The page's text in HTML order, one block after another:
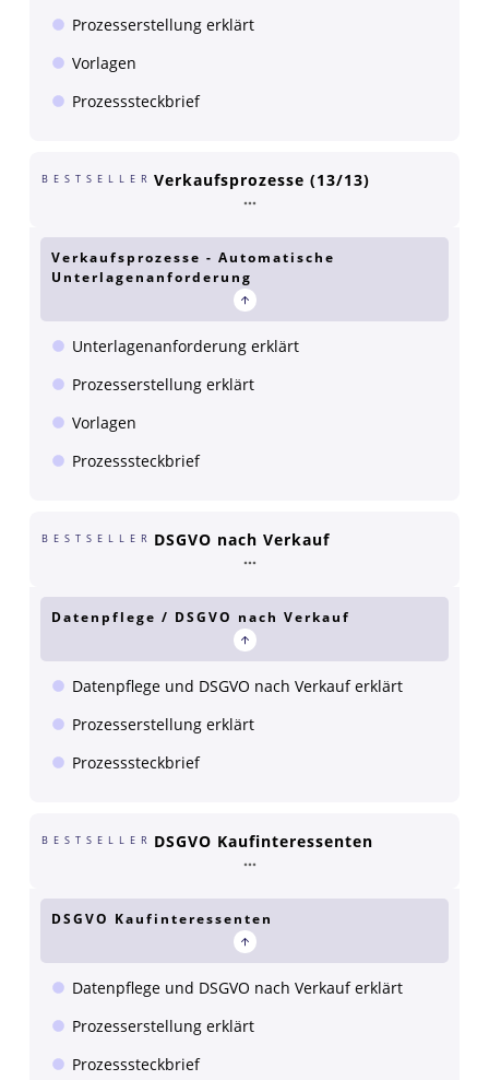
Prozesserstellung erklärt
Vorlagen
Prozesssteckbrief
BESTSELLER Verkaufsprozesse (13/13)
Verkaufsprozesse - Automatische
Unterlagenanforderung
Unterlagenanforderung erklärt
Prozesserstellung erklärt
Vorlagen
Prozesssteckbrief
BESTSELLER DSGVO nach Verkauf
Datenpflege / DSGVO nach Verkauf
Datenpflege und DSGVO nach Verkauf erklärt
Prozesserstellung erklärt
Prozesssteckbrief
BESTSELLER DSGVO Kaufinteressenten
DSGVO Kaufinteressenten
Datenpflege und DSGVO nach Verkauf erklärt
Prozesserstellung erklärt
Prozesssteckbrief